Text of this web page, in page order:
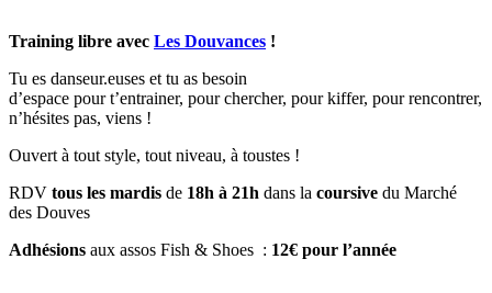
Training libre avec Les Douvances !
Tu es danseur.euses et tu as besoin
d’espace pour t’entrainer, pour chercher, pour kiffer, pour rencontrer,
n’hésites pas, viens !
Ouvert à tout style, tout niveau, à toustes !
RDV tous les mardis de 18h à 21h dans la coursive du Marché
des Douves
Adhésions aux assos Fish & Shoes : 12€ pour l’année